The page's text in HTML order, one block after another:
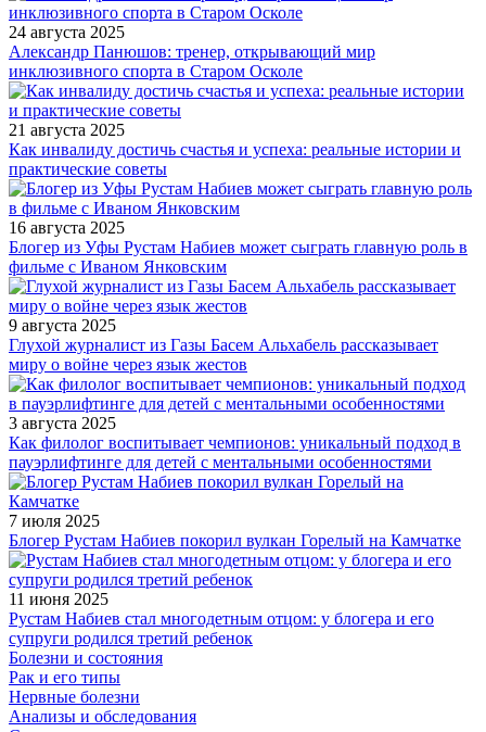
24 августа 2025
Александр Панюшов: тренер, открывающий мир
инклюзивного спорта в Старом Осколе
21 августа 2025
Как инвалиду достичь счастья и успеха: реальные истории и
практические советы
16 августа 2025
Блогер из Уфы Рустам Набиев может сыграть главную роль в
фильме с Иваном Янковским
9 августа 2025
Глухой журналист из Газы Басем Альхабель рассказывает
миру о войне через язык жестов
3 августа 2025
Как филолог воспитывает чемпионов: уникальный подход в
пауэрлифтинге для детей с ментальными особенностями
7 июля 2025
Блогер Рустам Набиев покорил вулкан Горелый на Камчатке
11 июня 2025
Рустам Набиев стал многодетным отцом: у блогера и его
супруги родился третий ребенок
Болезни и состояния
Рак и его типы
Нервные болезни
Анализы и обследования